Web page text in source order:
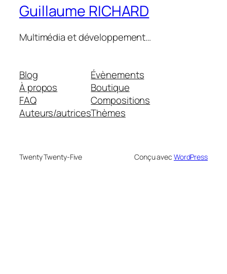
Guillaume RICHARD
Multimédia et développement…
Blog
À propos
FAQ
Auteurs/autrices
Évènements
Boutique
Compositions
Thèmes
Twenty Twenty-Five Conçu avec WordPress